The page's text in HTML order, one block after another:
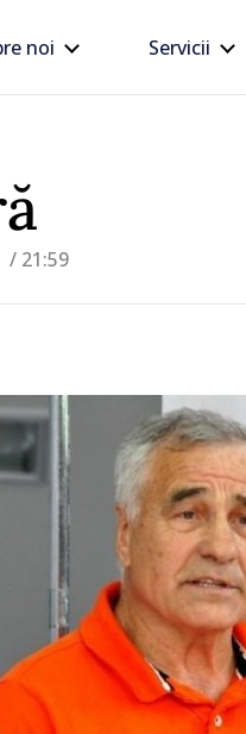
noi Servicii
/ 21:59
/ Acum 3
Energocom:
electrică în orele
consumatorii
economisească